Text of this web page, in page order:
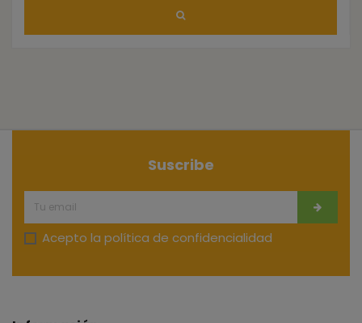
Suscribe
Acepto la política de confidencialidad